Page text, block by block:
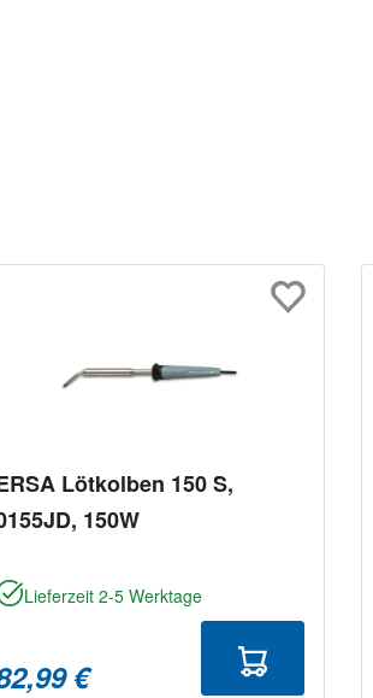
Lötkolben 150 S,
150W
Lieferzeit 2-5 Werktage
€